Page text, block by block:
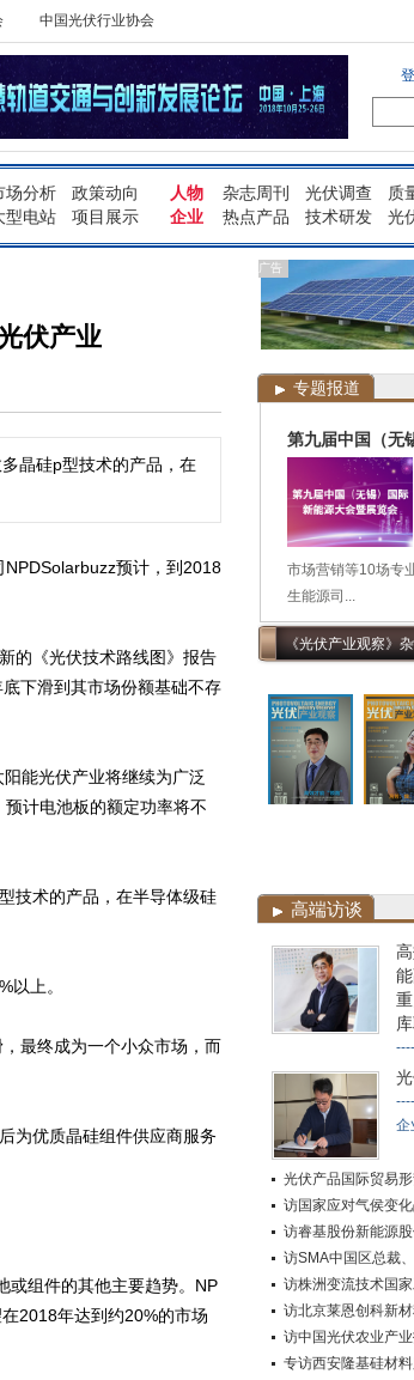
中国光伏行业协会
场分析 政策动向 人物 杂志周刊 光伏调查 质
型电站 项目展示 企业 热点产品 技术研发 光
伏产业
晶硅p型技术的产品，在
预计，到2018
的《光伏技术路线图》报告
下滑到其市场份额基础不存
能光伏产业将继续为广泛
计电池板的额定功率将不
技术的产品，在半导体级硅
上。
最终成为一个小众市场，而
为优质晶硅组件供应商服务
组件的其他主要趋势。NP
2018年达到约20%的市场
广告
专题报道
第九届中国（无
市场营销等10场专
生能源司...
《光伏产业观察》
高端访谈
----
企
光伏产品国际贸易
访国家应对气侯变
访睿基股份新能源
访SMA中国区总裁
访株洲变流技术国
访北京莱恩创科新
访中国光伏农业产
专访西安隆基硅材